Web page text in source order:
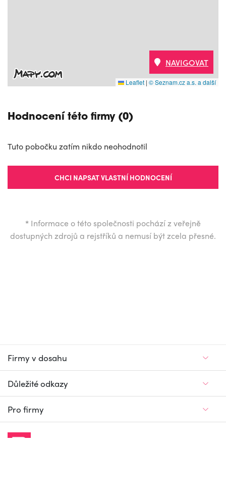
Leaflet | © Seznam.cz a.s. a další
NAVIGOVAT
Hodnocení této firmy (0)
Tuto pobočku zatím nikdo neohodnotil
CHCI NAPSAT VLASTNÍ HODNOCENÍ
* Informace o této společnosti pochází z veřejně
dostupných zdrojů a rejstříků a nemusí být zcela přesné.
Firmy v dosahu
Důležité odkazy
Pro firmy